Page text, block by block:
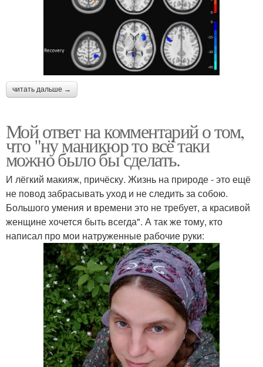
читать дальше →
Мой ответ на комментарий о том,
что "ну маникюр то всё таки
можно было бы сделать.
И лёгкий макияж, причёску. Жизнь на природе - это ещё
не повод забрасывать уход и не следить за собою.
Большого умения и времени это не требует, а красивой
женщине хочется быть всегда". А так же тому, кто
написал про мои натруженные рабочие руки: